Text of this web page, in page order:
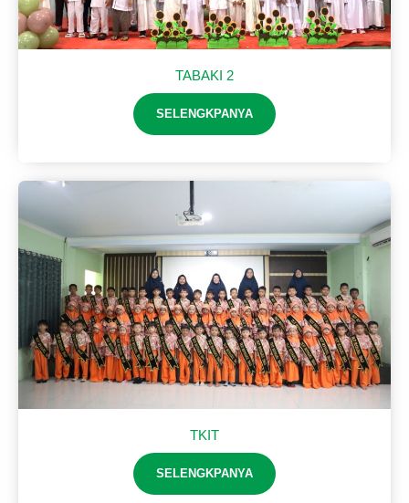
TABAKI 2
SELENGKPANYA
TKIT
SELENGKPANYA